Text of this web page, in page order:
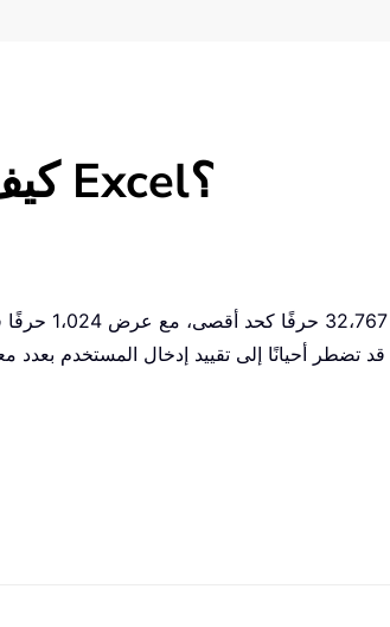
كيف تحدّد طول الأحرف المسموح به في خلية Excel؟